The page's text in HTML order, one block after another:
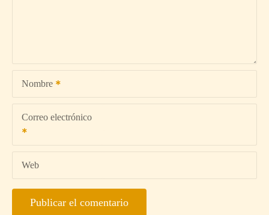
Nombre
Correo electrónico
Web